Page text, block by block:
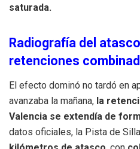
saturada.
Radiografía del
retenciones
El efecto dominó no tardó en
avanzaba la mañana, la
Valencia se extendía de
datos oficiales, la Pista de